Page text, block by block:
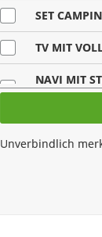
SET
TV MIT
NAVI MIT
(PRO TAG)
SET
Unverbindlich